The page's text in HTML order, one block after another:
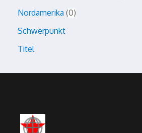
Nordamerika 0
Schwerpunkt
Titel